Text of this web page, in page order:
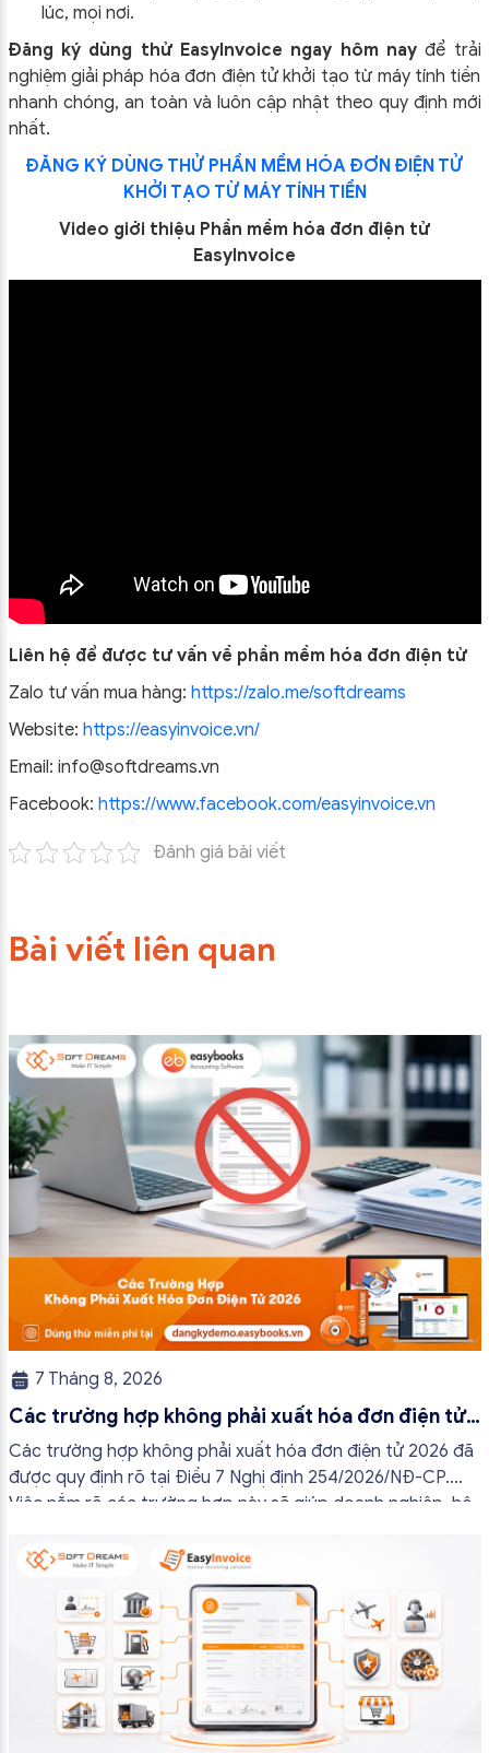
lúc, mọi nơi.
Đăng ký dùng thử EasyInvoice ngay hôm nayđể trải
nghiệm giải pháp hóa đơn điện tử khởi tạo từ máy tính tiền
nhanh chóng, an toàn và luôn cập nhật theo quy định mới
nhất.
ĐĂNG KÝ DÙNG THỬ PHẦN MỀM HÓA ĐƠN ĐIỆN TỬ
KHỞI TẠO TỪ MÁY TÍNH TIỀN
Video giới thiệu Phần mềm hóa đơn điện tử
EasyInvoice
Liên hệ để được tư vấn về phần mềm hóa đơn điện tử
Zalo tư vấn mua hàng: https://zalo.me/softdreams
Website: https://easyinvoice.vn/
Email: info@softdreams.vn
Facebook: https://www.facebook.com/easyinvoice.vn
Đánh giá bài viết
Bài viết liên quan
7 Tháng 8, 2026
Các trường hợp không phải xuất hóa đơn điện tử
2026
Các trường hợp không phải xuất hóa đơn điện tử 2026 đã
được quy định rõ tại Điều 7 Nghị định 254/2026/NĐ-CP.
Việc nắm rõ các trường hợp này sẽ giúp doanh nghiệp, hộ
tránh lập hóa đơn không cần thiết hoặc áp […]